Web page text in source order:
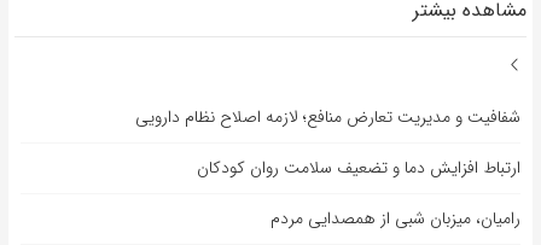
مشاهده بیشتر
شفافیت و مدیریت تعارض منافع؛ لازمه اصلاح نظام دارویی
ارتباط افزایش دما و تضعیف سلامت روان کودکان
رامیان، میزبان شبی از همصدایی مردم